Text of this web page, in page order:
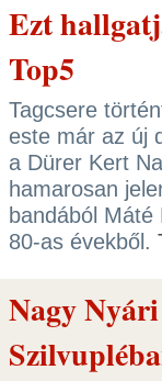
Ezt
Top5
Tagcsere
este már az új
a Dürer Kert
hamarosan
bandából
80-as évekből.
Nagy